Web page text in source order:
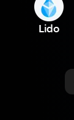
Lido